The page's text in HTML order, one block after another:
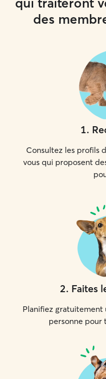
des
1.
Consultez les profils
vous qui proposent
2. Faites
Planifiez
personne pour